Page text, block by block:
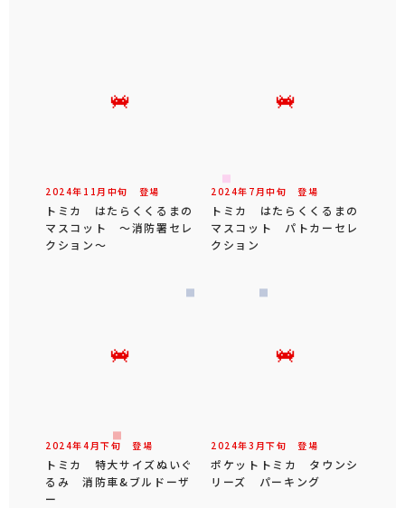
2024年 11 月 中旬 登場
トミカ はたらくくるまの
マスコット ～消防署セレ
クション～
2024年 7 月中旬 登場
トミカ はたらくくるまの
マスコット パトカーセレ
クション
2024年4 月下旬 登場
トミカ 特大サイズぬいぐ
るみ 消防車&ブルドーザ
ー
2024年3 月下旬 登場
ポケットトミカ タウンシ
リーズ パーキング